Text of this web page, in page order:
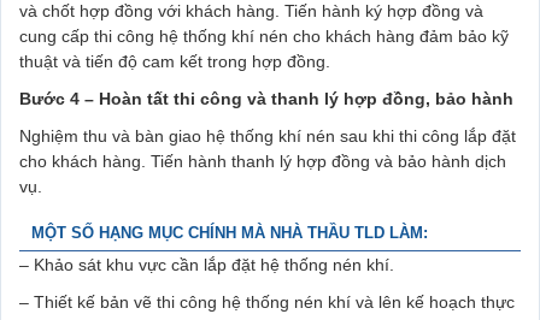
và chốt hợp đồng với khách hàng. Tiến hành ký hợp đồng và
cung cấp thi công hệ thống khí nén cho khách hàng đảm bảo kỹ
thuật và tiến độ cam kết trong hợp đồng.
Bước 4 – Hoàn tất thi công và thanh lý hợp đồng, bảo hành
Nghiệm thu và bàn giao hệ thống khí nén sau khi thi công lắp đặt
cho khách hàng. Tiến hành thanh lý hợp đồng và bảo hành dịch
vụ.
MỘT SỐ HẠNG MỤC CHÍNH MÀ NHÀ THẦU TLD LÀM:
– Khảo sát khu vực cần lắp đặt hệ thống nén khí.
– Thiết kế bản vẽ thi công hệ thống nén khí và lên kế hoạch thực